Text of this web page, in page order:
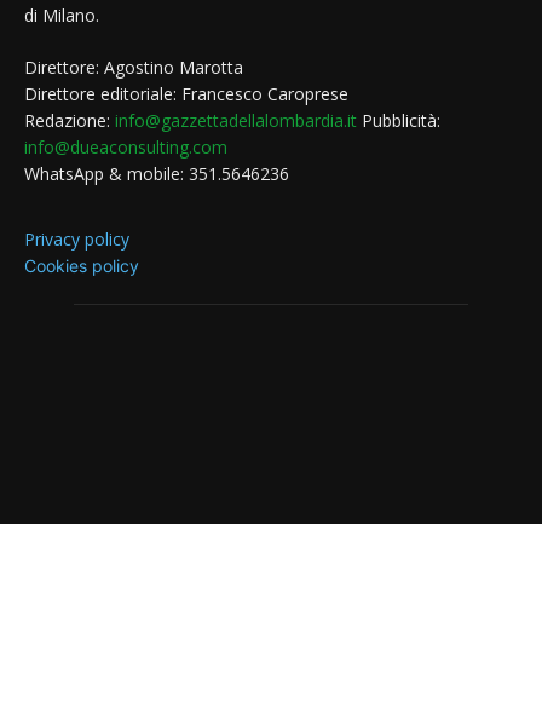
di Milano.
Direttore: Agostino Marotta
Direttore editoriale: Francesco Caroprese
Redazione: info@gazzettadellalombardia.it Pubblicità:
info@dueaconsulting.com
WhatsApp & mobile: 351.5646236
Privacy policy
Cookies policy